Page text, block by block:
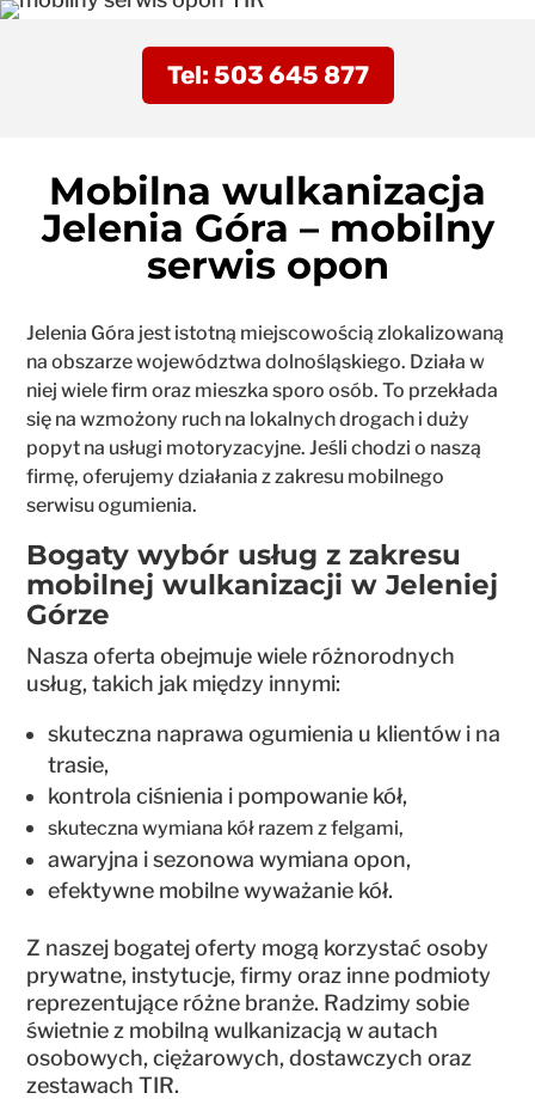
Tel: 503 645 877
Mobilna wulkanizacja
Jelenia Góra – mobilny
serwis opon
Jelenia Góra jest istotną miejscowością zlokalizowaną
na obszarze województwa dolnośląskiego. Działa w
niej wiele firm oraz mieszka sporo osób. To przekłada
się na wzmożony ruch na lokalnych drogach i duży
popyt na usługi motoryzacyjne. Jeśli chodzi o naszą
firmę, oferujemy działania z zakresu mobilnego
serwisu ogumienia.
Bogaty wybór usług z zakresu
mobilnej wulkanizacji w Jeleniej
Górze
Nasza oferta obejmuje wiele różnorodnych
usług, takich jak między innymi:
skuteczna naprawa ogumienia u klientów i na
trasie,
kontrola ciśnienia i pompowanie kół,
skuteczna wymiana kół razem z felgami,
awaryjna i sezonowa wymiana opon,
efektywne mobilne wyważanie kół.
Z naszej bogatej oferty mogą korzystać osoby
prywatne, instytucje, firmy oraz inne podmioty
reprezentujące różne branże. Radzimy sobie
świetnie z mobilną wulkanizacją w autach
osobowych, ciężarowych, dostawczych oraz
zestawach TIR.